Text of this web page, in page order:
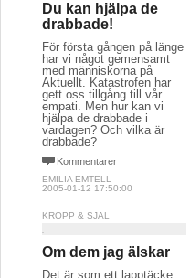
Du kan hjälpa de
drabbade!
För första gången på länge
har vi något gemensamt
med människorna på
Aktuellt. Katastrofen har
gett oss tillgång till vår
empati. Men hur kan vi
hjälpa de drabbade i
vardagen? Och vilka är
drabbade?
Kommentarer
EMILIA EMTELL
2005-01-12 17:50:00
KROPP & SJÄL
Om dem jag älskar
Det är som ett lapptäcke